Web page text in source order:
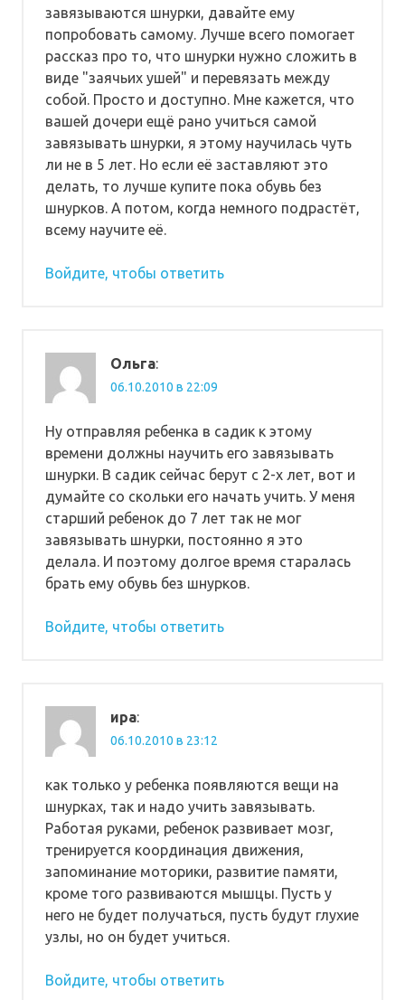
завязываются шнурки, давайте ему
попробовать самому. Лучше всего помогает
рассказ про то, что шнурки нужно сложить в
виде "заячьих ушей" и перевязать между
собой. Просто и доступно. Мне кажется, что
вашей дочери ещё рано учиться самой
завязывать шнурки, я этому научилась чуть
ли не в 5 лет. Но если её заставляют это
делать, то лучше купите пока обувь без
шнурков. А потом, когда немного подрастёт,
всему научите её.
Войдите, чтобы ответить
Ольга:
06.10.2010 в 22:09
Ну отправляя ребенка в садик к этому
времени должны научить его завязывать
шнурки. В садик сейчас берут с 2-х лет, вот и
думайте со скольки его начать учить. У меня
старший ребенок до 7 лет так не мог
завязывать шнурки, постоянно я это
делала. И поэтому долгое время старалась
брать ему обувь без шнурков.
Войдите, чтобы ответить
ира:
06.10.2010 в 23:12
как только у ребенка появляются вещи на
шнурках, так и надо учить завязывать.
Работая руками, ребенок развивает мозг,
тренируется координация движения,
запоминание моторики, развитие памяти,
кроме того развиваются мышцы. Пусть у
него не будет получаться, пусть будут глухие
узлы, но он будет учиться.
Войдите, чтобы ответить